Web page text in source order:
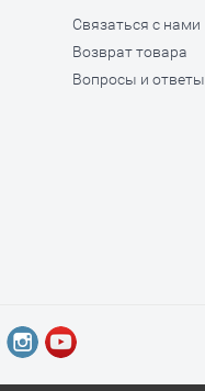
Связаться с нами
Возврат товара
Вопросы и ответы